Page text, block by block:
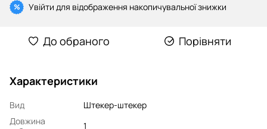
% Увійти для відображення накопичувальної знижки
До обраного Порівняти
Характеристики
Вид
Штекер-штекер
Довжина
1